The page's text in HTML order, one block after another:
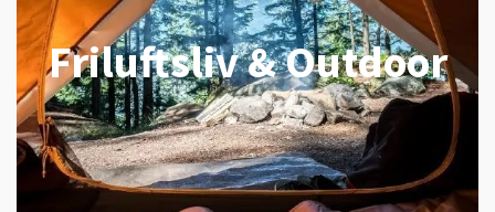
Friluftsliv & Outdoor